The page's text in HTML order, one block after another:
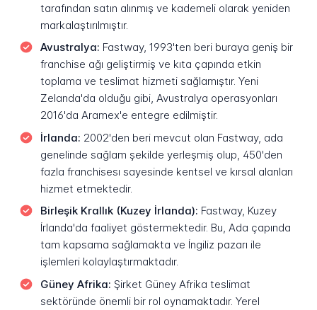
tarafından satın alınmış ve kademeli olarak yeniden
markalaştırılmıştır.
Avustralya: Fastway, 1993'ten beri buraya geniş bir
franchise ağı geliştirmiş ve kıta çapında etkin
toplama ve teslimat hizmeti sağlamıştır. Yeni
Zelanda'da olduğu gibi, Avustralya operasyonları
2016'da Aramex'e entegre edilmiştir.
İrlanda: 2002'den beri mevcut olan Fastway, ada
genelinde sağlam şekilde yerleşmiş olup, 450'den
fazla franchisesı sayesinde kentsel ve kırsal alanları
hizmet etmektedir.
Birleşik Krallık (Kuzey İrlanda): Fastway, Kuzey
İrlanda'da faaliyet göstermektedir. Bu, Ada çapında
tam kapsama sağlamakta ve İngiliz pazarı ile
işlemleri kolaylaştırmaktadır.
Güney Afrika: Şirket Güney Afrika teslimat
sektöründe önemli bir rol oynamaktadır. Yerel